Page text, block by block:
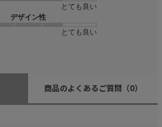
とても良い
デザイン性
とても良い
商品のよくあるご質問 （0）